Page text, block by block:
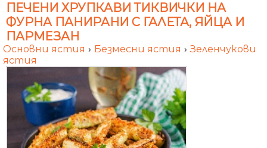
ПЕЧЕНИ ХРУПКАВИ ТИКВИЧКИ НА
ФУРНА ПАНИРАНИ С ГАЛЕТА, ЯЙЦА И
ПАРМЕЗАН
Основни ястия › Безмесни ястия › Зеленчукови
ястия